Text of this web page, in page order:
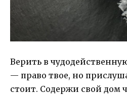
Верить в
— право твое, но
стоит. Содержи свой